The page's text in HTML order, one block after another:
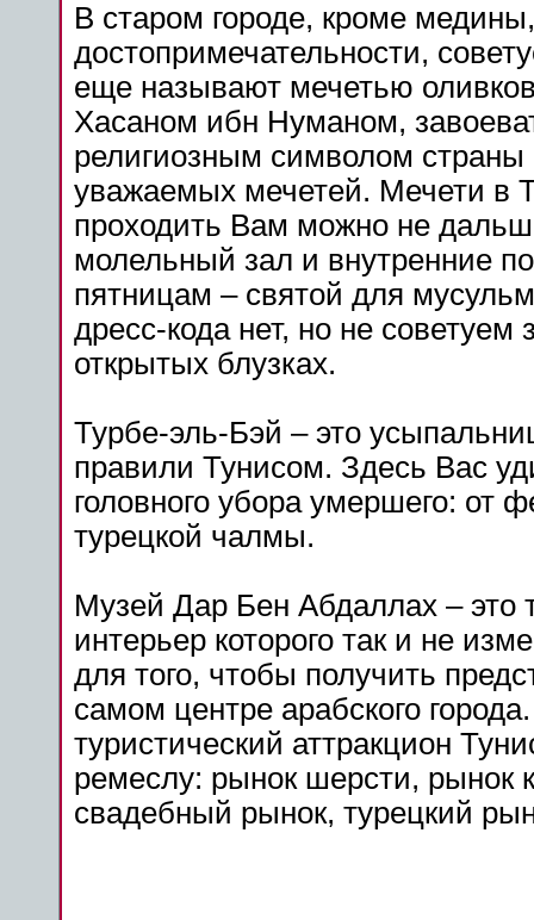
В старом городе, кроме медины,
достопримечательности,
еще называют мечетью
Хасаном ибн Нуманом,
религиозным символом
уважаемых мечетей. Мечети в
проходить Вам можно не
молельный зал и внутренние
пятницам – святой для
дресс-кода нет, но не
открытых блузках.
Турбе-эль-Бэй – это
правили Тунисом. Здесь Вас
головного убора умершего: от
турецкой чалмы.
Музей Дар Бен Абдаллах – это
интерьер которого так и не
для того, чтобы получить
самом центре арабского
туристический аттракцион
ремеслу: рынок шерсти, рынок
свадебный рынок, турецкий